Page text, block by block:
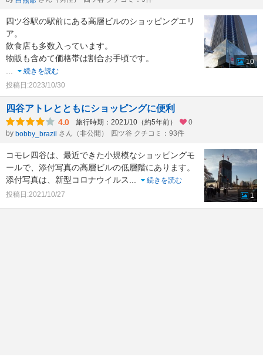
四ツ谷駅の駅前にある高層ビルのショッピングエリ
ア。
飲食店も多数入っています。
物販も含めて価格帯は割合お手頃です。
...
続きを読む
投稿日:2023/10/30
10
四谷アトレとともにショッピングに便利
4.0 旅行時期：2021/10（約5年前）
0
by bobby_brazil さん（非公開） 四ツ谷 クチコミ：93件
コモレ四谷は、最近できた小規模なショッピングモ
ールで、添付写真の高層ビルの低層階にあります。
添付写真は、新型コロナウイルス...
続きを読む
投稿日:2021/10/27
1